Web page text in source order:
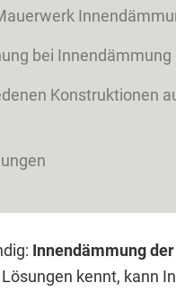
bei
Konstruktionen
Innendämmung
kennt, kann